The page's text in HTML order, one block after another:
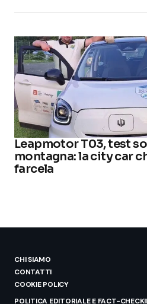
Leapmotor T03, test
montagna: la city car
farcela
CHI SIAMO
CONTATTI
COOKIE POLICY
POLITICA EDITORIALE E FACT-